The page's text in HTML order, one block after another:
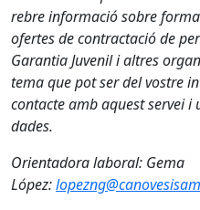
rebre informació sobre
ofertes de contractació de
Garantia Juvenil i altres
tema que pot ser del vostre
contacte amb aquest servei
dades.
Orientadora laboral: Gema
López: